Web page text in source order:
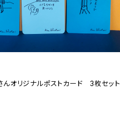
んオリジナルポストカード 3枚セット